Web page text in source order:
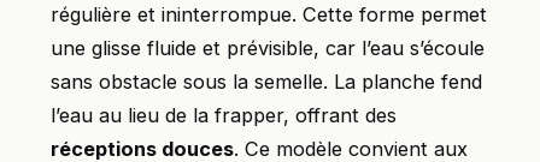
régulière et ininterrompue. Cette forme permet
une glisse fluide et prévisible, car l’eau s’écoule
sans obstacle sous la semelle. La planche fend
l’eau au lieu de la frapper, offrant des
réceptions douces. Ce modèle convient aux